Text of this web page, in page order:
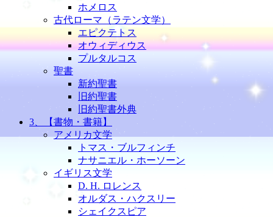
ホメロス
古代ローマ（ラテン文学）
エピクテトス
オウィディウス
プルタルコス
聖書
新約聖書
旧約聖書
旧約聖書外典
3、【書物・書籍】
アメリカ文学
トマス・ブルフィンチ
ナサニエル・ホーソーン
イギリス文学
D. H. ロレンス
オルダス・ハクスリー
シェイクスピア